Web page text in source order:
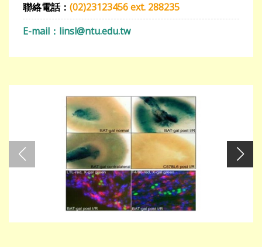
聯絡電話： (02)23123456 ext. 288235
E-mail： linsl@ntu.edu.tw